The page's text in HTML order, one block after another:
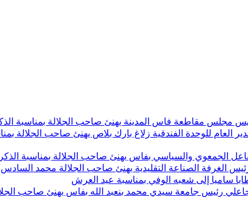
مقاطعة فاس المدينة يهنئ صاحب الجلالة بمناسبة الذكرى 27 لعيد العرش
العام للوحدة الفندقية زلاغ بارك بلاص يهنئ صاحب
الجمعوي والسياسي بفاس يهنئ صاحب الجلالة بمناسبة الذكرى 27 لعيد العرش
الصناعة التقليدية يهنئ صاحب الجلالة محمد السادس نصره الله
ساميا إلى شعبه الوفي بمناسبة عيد العرش
رئيس جامعة سيدي محمد بنعبد الله بفاس يهنئ صاحب